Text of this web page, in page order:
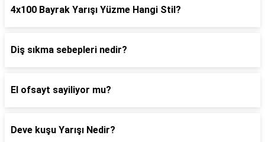
4x100 Bayrak Yarışı Yüzme Hangi Stil?
Diş sıkma sebepleri nedir?
El ofsayt sayiliyor mu?
Deve kuşu Yarışı Nedir?